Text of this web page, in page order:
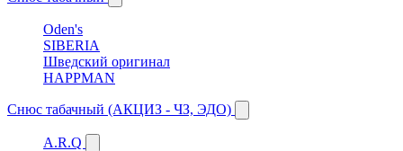
Oden's
SIBERIA
Шведский оригинал
HAPPMAN
Снюс табачный (АКЦИЗ - ЧЗ, ЭДО)
A.R.Q